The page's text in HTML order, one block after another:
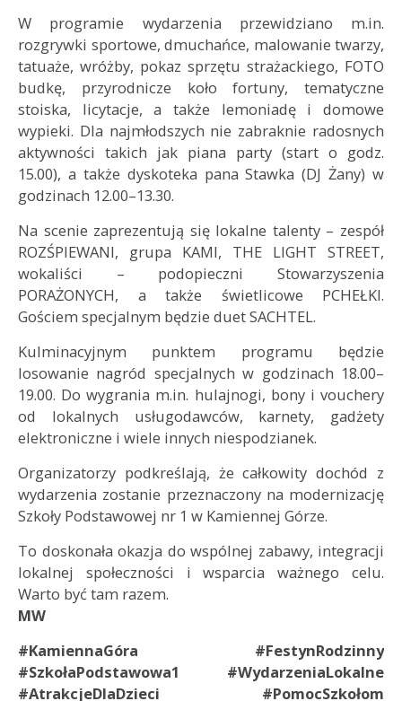
W programie wydarzenia przewidziano m.in.
rozgrywki sportowe, dmuchańce, malowanie twarzy,
tatuaże, wróżby, pokaz sprzętu strażackiego, FOTO
budkę, przyrodnicze koło fortuny, tematyczne
stoiska, licytacje, a także lemoniadę i domowe
wypieki. Dla najmłodszych nie zabraknie radosnych
aktywności takich jak piana party (start o godz.
15.00), a także dyskoteka pana Stawka (DJ Żany) w
godzinach 12.00–13.30.
Na scenie zaprezentują się lokalne talenty – zespół
ROZŚPIEWANI, grupa KAMI, THE LIGHT STREET,
wokaliści – podopieczni Stowarzyszenia
PORAŻONYCH, a także świetlicowe PCHEŁKI.
Gościem specjalnym będzie duet SACHTEL.
Kulminacyjnym punktem programu będzie
losowanie nagród specjalnych w godzinach 18.00–
19.00. Do wygrania m.in. hulajnogi, bony i vouchery
od lokalnych usługodawców, karnety, gadżety
elektroniczne i wiele innych niespodzianek.
Organizatorzy podkreślają, że całkowity dochód z
wydarzenia zostanie przeznaczony na modernizację
Szkoły Podstawowej nr 1 w Kamiennej Górze.
To doskonała okazja do wspólnej zabawy, integracji
lokalnej społeczności i wsparcia ważnego celu.
Warto być tam razem.
MW
#KamiennaGóra #FestynRodzinny
#SzkołaPodstawowa1 #WydarzeniaLokalne
#AtrakcjeDlaDzieci #PomocSzkołom